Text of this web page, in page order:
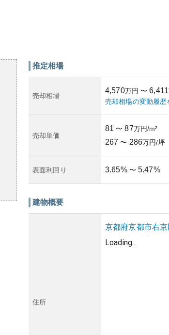
推定相場
売却相場
4,570万円 〜 6,411
売却相場の変動履歴
売却単価
81 〜 87万円/m²
267 〜 286万円/坪
表面利回り 3.65% 〜 5.47%
建物概要
住所
京都府京都市右
Loading...